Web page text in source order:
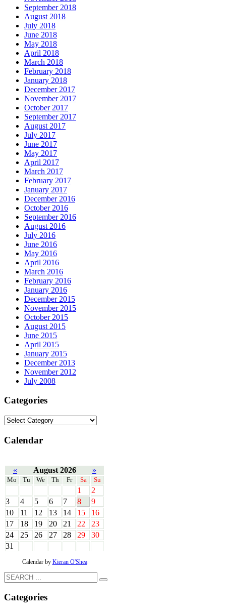
September 2018
August 2018
July 2018
June 2018
May 2018
April 2018
March 2018
February 2018
January 2018
December 2017
November 2017
October 2017
September 2017
August 2017
July 2017
June 2017
May 2017
April 2017
March 2017
February 2017
January 2017
December 2016
October 2016
September 2016
August 2016
July 2016
June 2016
May 2016
April 2016
March 2016
February 2016
January 2016
December 2015
November 2015
October 2015
August 2015
June 2015
April 2015
January 2015
December 2013
November 2012
July 2008
Categories
Calendar
« August 2026 »
Mo Tu We Th Fr Sa Su
1
2
3
4 5 6 7 8
9
10
11 12 13 14 15
16
17
18 19 20 21 22
23
24
25 26 27 28 29
30
31
Calendar by Kieran O'Shea
Categories